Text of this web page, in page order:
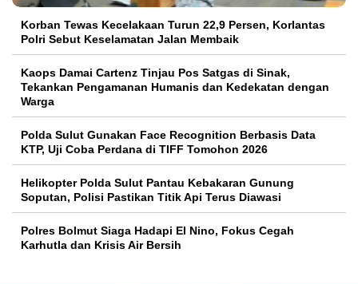
Korban Tewas Kecelakaan Turun 22,9 Persen, Korlantas
Polri Sebut Keselamatan Jalan Membaik
Kaops Damai Cartenz Tinjau Pos Satgas di Sinak,
Tekankan Pengamanan Humanis dan Kedekatan dengan
Warga
Polda Sulut Gunakan Face Recognition Berbasis Data
KTP, Uji Coba Perdana di TIFF Tomohon 2026
Helikopter Polda Sulut Pantau Kebakaran Gunung
Soputan, Polisi Pastikan Titik Api Terus Diawasi
Polres Bolmut Siaga Hadapi El Nino, Fokus Cegah
Karhutla dan Krisis Air Bersih